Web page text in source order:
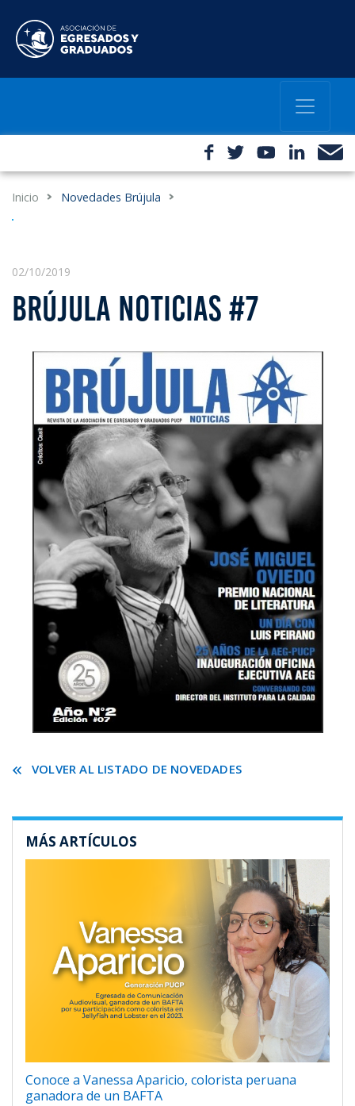
Inicio Novedades Brújula
02/10/2019
BRÚJULA NOTICIAS #7
VOLVER AL LISTADO DE NOVEDADES
MÁS ARTÍCULOS
Conoce a Vanessa Aparicio, colorista peruana
ganadora de un BAFTA